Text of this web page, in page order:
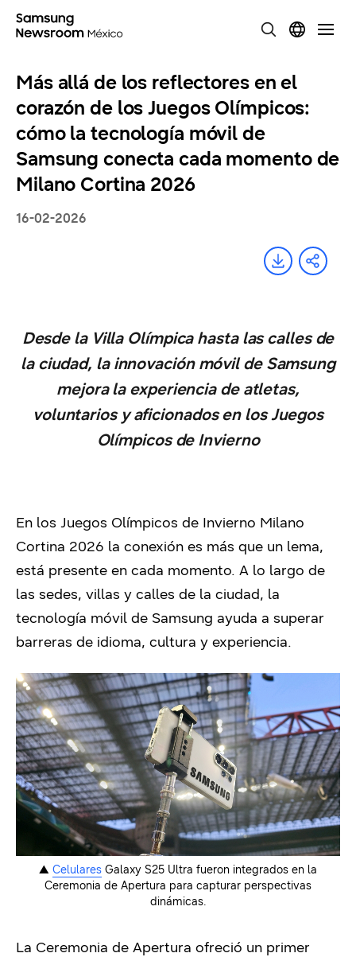
Más allá de los reflectores en el
corazón de los Juegos Olímpicos:
cómo la tecnología móvil de
Samsung conecta cada momento de
Milano Cortina 2026
16-02-2026
Desde la Villa Olímpica hasta las calles de
la ciudad, la innovación móvil de Samsung
mejora la experiencia de atletas,
voluntarios y aficionados en los Juegos
Olímpicos de Invierno
En los Juegos Olímpicos de Invierno Milano
Cortina 2026 la conexión es más que un lema,
está presente en cada momento. A lo largo de
las sedes, villas y calles de la ciudad, la
tecnología móvil de Samsung ayuda a superar
barreras de idioma, cultura y experiencia.
▲ Celulares Galaxy S25 Ultra fueron integrados en la
Ceremonia de Apertura para capturar perspectivas
dinámicas.
La Ceremonia de Apertura ofreció un primer